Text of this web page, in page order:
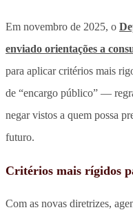
Em novembro de 2025, o
enviado orientações a
para aplicar critérios mais
de “encargo público” —
negar vistos a quem possa
futuro.
Critérios mais rígidos
Com as novas diretrizes,